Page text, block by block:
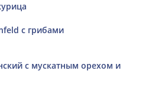
с грибами
с мускатным орехом и